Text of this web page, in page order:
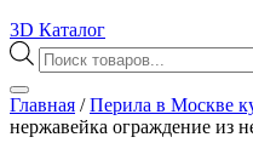
3D Каталог
Поиск
товаров
Главная /Перила в Москве
нержавейка ограждение